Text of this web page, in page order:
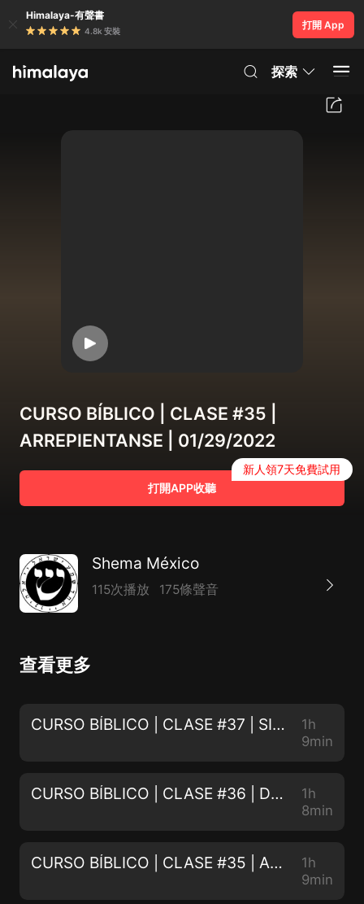
Himalaya-有聲書
4.8k 安裝
打開 App
探索
CURSO BÍBLICO | CLASE #35 |
ARREPIENTANSE | 01/29/2022
打開APP收聽
新人領7天免費試用
Shema México
115次播放 175條聲音
查看更多
CURSO BÍBLICO | CLASE #37 | SIGUIENDO A CRISTO, NO AL CRISTIANISMO | 02/26/2022
1h
9min
CURSO BÍBLICO | CLASE #36 | DOS BAUTISMOS | 02/05/2022
1h
8min
CURSO BÍBLICO | CLASE #35 | ARREPIENTANSE | 01/29/2022
1h
9min